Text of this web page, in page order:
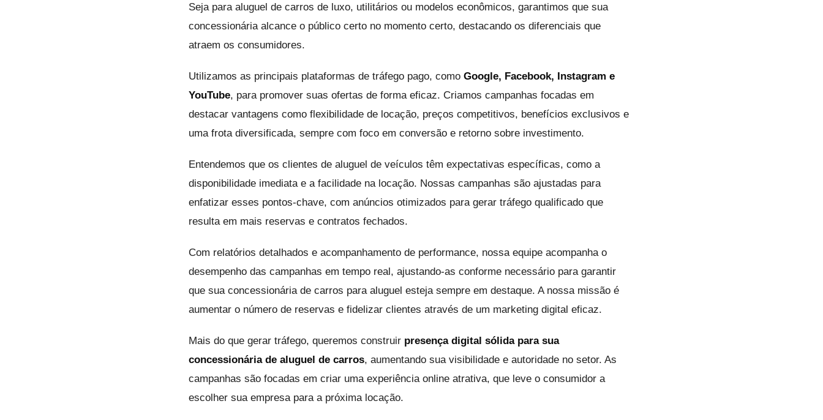
Seja para aluguel de carros de luxo, utilitários ou modelos econômicos, garantimos que sua
concessionária alcance o público certo no momento certo, destacando os diferenciais que
atraem os consumidores.
Utilizamos as principais plataformas de tráfego pago, como Google, Facebook, Instagram e
YouTube, para promover suas ofertas de forma eficaz. Criamos campanhas focadas em
destacar vantagens como flexibilidade de locação, preços competitivos, benefícios exclusivos e
uma frota diversificada, sempre com foco em conversão e retorno sobre investimento.
Entendemos que os clientes de aluguel de veículos têm expectativas específicas, como a
disponibilidade imediata e a facilidade na locação. Nossas campanhas são ajustadas para
enfatizar esses pontos-chave, com anúncios otimizados para gerar tráfego qualificado que
resulta em mais reservas e contratos fechados.
Com relatórios detalhados e acompanhamento de performance, nossa equipe acompanha o
desempenho das campanhas em tempo real, ajustando-as conforme necessário para garantir
que sua concessionária de carros para aluguel esteja sempre em destaque. A nossa missão é
aumentar o número de reservas e fidelizar clientes através de um marketing digital eficaz.
Mais do que gerar tráfego, queremos construir presença digital sólida para sua
concessionária de aluguel de carros, aumentando sua visibilidade e autoridade no setor. As
campanhas são focadas em criar uma experiência online atrativa, que leve o consumidor a
escolher sua empresa para a próxima locação.